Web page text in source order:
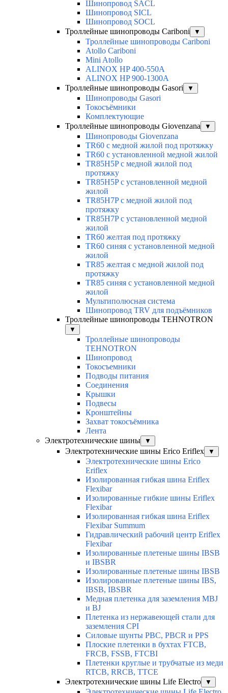
Шинопровод SACL
Шинопровод SICL
Шинопровод SOCL
Троллейные шинопроводы Cariboni
▼
Троллейные шинопроводы Cariboni
Atollo Cariboni
Mini Atollo
ALINOX HP 400-550A
ALINOX HP 900-1300A
Троллейные шинопроводы Gasori
▼
Шинопроводы Gasori
Токосъёмники
Комплектующие
Троллейные шинопроводы Giovenzana
▼
Шинопроводы Giovenzana
TR60 с медной жилой под протяжку
TR60 с установленной медной жилой
TR85H5P с медной жилой под
протяжку
TR85H5P с установленной медной
жилой
TR85H7P с медной жилой под
протяжку
TR85H7P с установленной медной
жилой
TR60 желтая под протяжку
TR60 синяя с установленной медной
жилой
TR85 желтая с медной жилой под
протяжку
TR85 синяя с установленной медной
жилой
Мультиполюсная система
Шинопровод TRV для подъёмников
Троллейные шинопроводы TEHNOTRON
▼
Троллейные шинопроводы
TEHNOTRON
Шинопровод
Токосъемники
Подводы питания
Соединения
Крышки
Подвесы
Кронштейны
Захват токосъёмника
Лента
Электротехнические шины
▼
Электротехнические шины Erico Eriflex ▼
Электротехнические шины Erico
Eriflex
Изолированная гибкая шина Eriflex
Flexibar
Изолированные гибкие шины Eriflex
Flexibar
Изолированная гибкая шина Eriflex
Flexibar Summum
Гидравлический рабочий центр Eriflex
Flexibar
Изолированные плетеные шины IBSB
и IBSBR
Изолированные плетеные шины IBSB
Изолированные плетеные шины IBS,
IBSB, IBSBR
Медная плетенка для заземления MBJ
и BJ
Плетенка из нержавеющей стали для
заземления CPI
Силовые шунты PBC, PBCR и PPS
Плоские плетенки в бухтах FTCB,
FRCB, FSSB, FTCBI
Плетенки круглые и трубчатые из меди
RTCB, RRCB, TTCE
Электротехнические шины Life Electro
▼